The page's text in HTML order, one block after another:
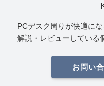
PCデスク周りが快適に
解説・レビューしている
お問い